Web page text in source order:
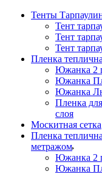
Тенты
Тент
Тент
Тент
Пленка
Южанка 2
Южанка
Южанка
Пленка
слоя
Москитная сетка
Пленка
метражом
Южанка 2
Южанка